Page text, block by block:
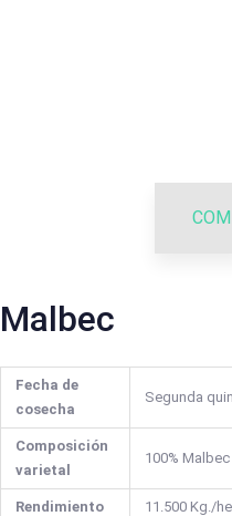
Malbec
Fecha de
cosecha
Segunda
Composición
varietal
100% Malbec
Rendimiento 11.500 Kg./